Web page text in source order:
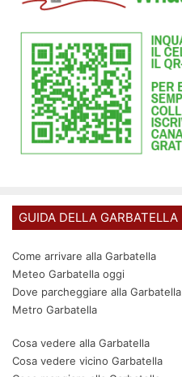
GUIDA DELLA GARBATELLA
Come arrivare alla Garbatella
Meteo Garbatella oggi
Dove parcheggiare alla Garbatella
Metro Garbatella
Cosa vedere alla Garbatella
Cosa vedere vicino Garbatella